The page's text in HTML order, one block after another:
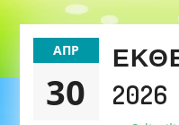
ΑΠΡ
30
2026